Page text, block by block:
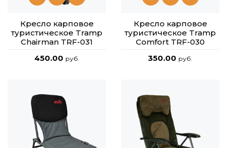
Кресло карповое
туристическое Tramp
Chairman TRF-031
450.00 руб.
Кресло карповое
туристическое Tramp
Comfort TRF-030
350.00 руб.